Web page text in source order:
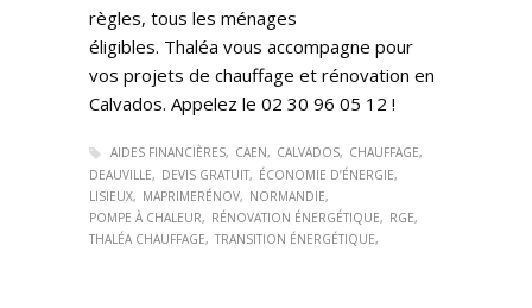
règles, tous les ménages
éligibles. Thaléa vous accompagne pour
vos projets de chauffage et rénovation en
Calvados. Appelez le 02 30 96 05 12 !
AIDES FINANCIÈRES CAEN CALVADOS
CHAUFFAGE
DEAUVILLE
DEVIS GRATUIT
ÉCONOMIE D’ÉNERGIE
LISIEUX
MAPRIMERÉNOV
NORMANDIE
POMPE À CHALEUR
RÉNOVATION ÉNERGÉTIQUE
RGE
THALÉA CHAUFFAGE
TRANSITION ÉNERGÉTIQUE